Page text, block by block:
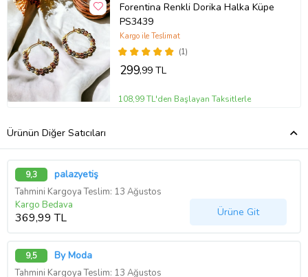
Forentina Renkli Dorika Halka Küpe
PS3439
(1)
Kargo ile Teslimat
299,99 TL
108,99 TL'den Başlayan Taksitlerle
Ürünün Diğer Satıcıları
9,3 palazyetiş
Tahmini Kargoya Teslim: 13 Ağustos
Kargo Bedava
369,99 TL Ürüne Git
9,5 By Moda
Tahmini Kargoya Teslim: 13 Ağustos